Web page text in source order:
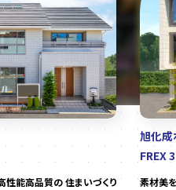
性能高品質の 住まいづくり
旭化成
FREX
素材美